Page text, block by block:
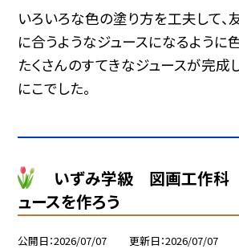
いろいろな色の塗り方を工夫して、
に合うようなジュースになるように
たくさんのすてきなジュースが完成
にこでした。
いずみ学級 図画工作科
ュースを作ろう
公開日 2026/07/07 更新日 2026/07/07